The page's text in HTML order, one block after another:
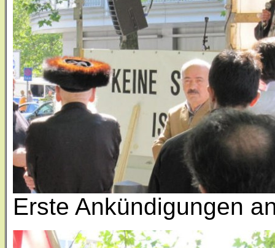
Erste Ankündigungen